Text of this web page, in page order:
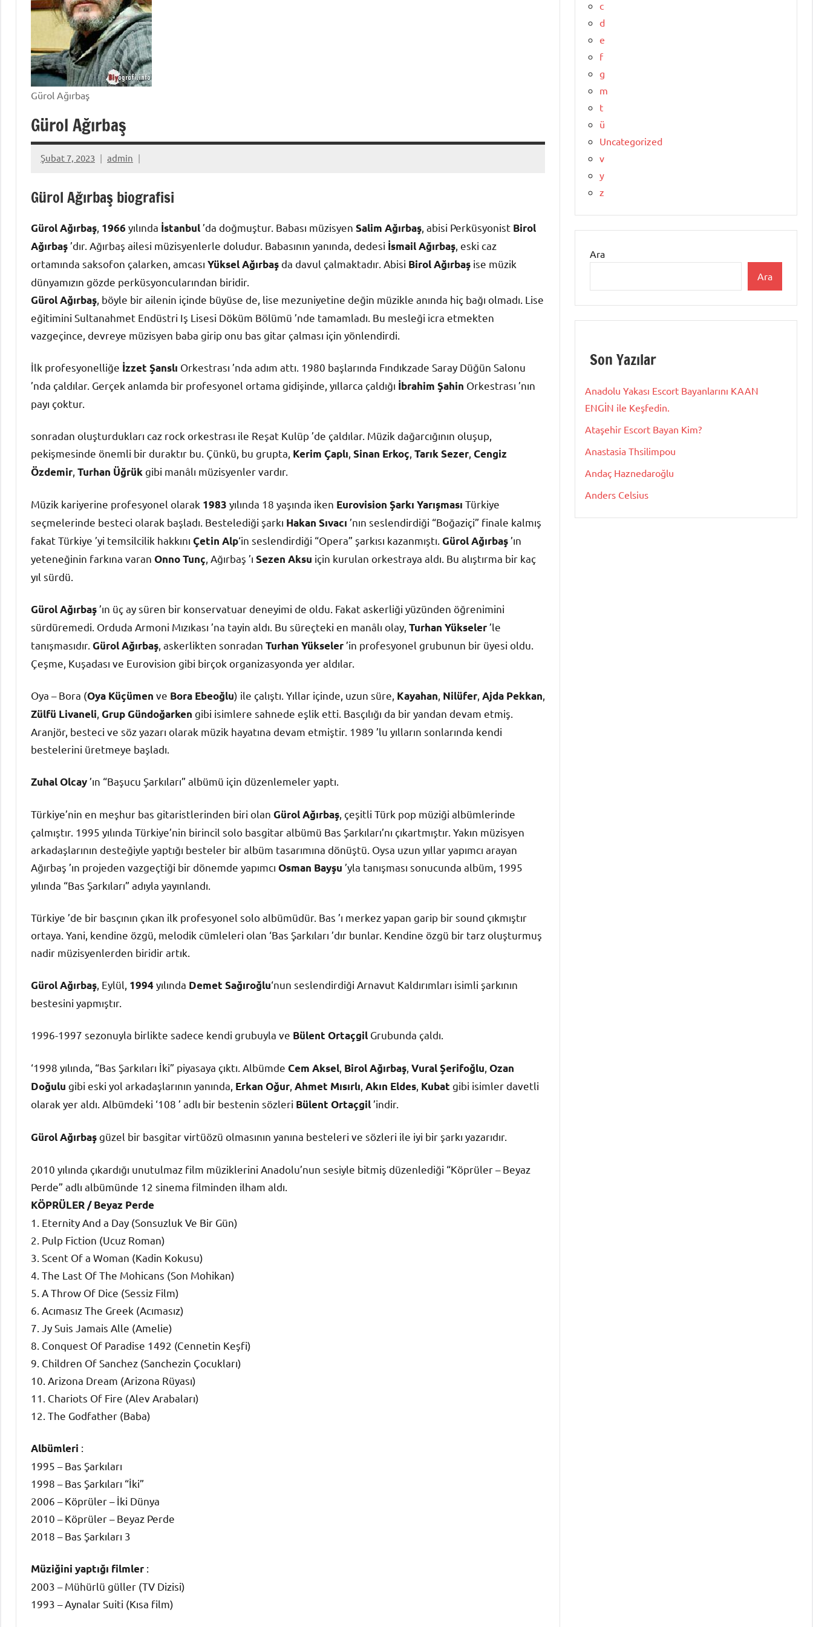
Gürol Ağırbaş
Gürol Ağırbaş
Şubat 7, 2023 admin
Gürol Ağırbaş biografisi
Gürol Ağırbaş 1966 yılında İstanbul’da doğmuştur. Babası müzisyen Salim Ağırbaş , abisi Perküsyonist Birol
Ağırbaş’dır. Ağırbaş ailesi müzisyenlerle doludur. Babasının yanında, dedesi İsmail Ağırbaş , eski caz
ortamında saksofon çalarken, amcası Yüksel Ağırbaşda davul çalmaktadır. Abisi Birol Ağırbaş ise müzik
dünyamızın gözde perküsyoncularından biridir.
Gürol Ağırbaş , böyle bir ailenin içinde büyüse de, lise mezuniyetine değin müzikle anında hiç bağı olmadı. Lise
eğitimini Sultanahmet Endüstri Iş Lisesi Döküm Bölümü ’nde tamamladı. Bu mesleği icra etmekten
vazgeçince, devreye müzisyen baba girip onu bas gitar çalması için yönlendirdi.
İlk profesyonelliğe İzzet Şanslı Orkestrası ’nda adım attı. 1980 başlarında Fındıkzade Saray Düğün Salonu
’nda çaldılar. Gerçek anlamda bir profesyonel ortama gidişinde, yıllarca çaldığı İbrahim Şahin Orkestrası ’nın
payı çoktur.
sonradan oluşturdukları caz rock orkestrası ile Reşat Kulüp ’de çaldılar. Müzik dağarcığının oluşup,
pekişmesinde önemli bir duraktır bu. Çünkü, bu grupta, Kerim Çaplı Sinan Erkoç Tarık Sezer Cengiz
Özdemir Turhan Üğrükgibi manâlı müzisyenler vardır.
Müzik kariyerine profesyonel olarak 1983 yılında 18 yaşında iken Eurovision Şarkı Yarışması Türkiye
seçmelerinde besteci olarak başladı. Bestelediği şarkı Hakan Sıvacı ’nın seslendirdiği “Boğaziçi” finale kalmış
fakat Türkiye ’yi temsilcilik hakkını Çetin Alp‘in seslendirdiği “Opera” şarkısı kazanmıştı. Gürol Ağırbaş’ın
yeteneğinin farkına varan Onno Tunç , Ağırbaş ’ı Sezen Aksu için kurulan orkestraya aldı. Bu alıştırma bir kaç
yıl sürdü.
Gürol Ağırbaş’ın üç ay süren bir konservatuar deneyimi de oldu. Fakat askerliği yüzünden öğrenimini
sürdüremedi. Orduda Armoni Mızıkası ’na tayin aldı. Bu süreçteki en manâlı olay, Turhan Yükseler’le
tanışmasıdır. Gürol Ağırbaş , askerlikten sonradan Turhan Yükseler’in profesyonel grubunun bir üyesi oldu.
Çeşme, Kuşadası ve Eurovision gibi birçok organizasyonda yer aldılar.
Oya – Bora (Oya Küçümen ve Bora Ebeoğlu) ile çalıştı. Yıllar içinde, uzun süre, Kayahan Nilüfer Ajda Pekkan
Zülfü Livaneli Grup Gündoğarken gibi isimlere sahnede eşlik etti. Basçılığı da bir yandan devam etmiş.
Aranjör, besteci ve söz yazarı olarak müzik hayatına devam etmiştir. 1989 ’lu yılların sonlarında kendi
bestelerini üretmeye başladı.
Zuhal Olcay’ın “Başucu Şarkıları” albümü için düzenlemeler yaptı.
Türkiye’nin en meşhur bas gitaristlerinden biri olan Gürol Ağırbaş , çeşitli Türk pop müziği albümlerinde
çalmıştır. 1995 yılında Türkiye’nin birincil solo basgitar albümü Bas Şarkıları’nı çıkartmıştır. Yakın müzisyen
arkadaşlarının desteğiyle yaptığı besteler bir albüm tasarımına dönüştü. Oysa uzun yıllar yapımcı arayan
Ağırbaş ’ın projeden vazgeçtiği bir dönemde yapımcı Osman Bayşu ’yla tanışması sonucunda albüm, 1995
yılında “Bas Şarkıları” adıyla yayınlandı.
Türkiye ’de bir basçının çıkan ilk profesyonel solo albümüdür. Bas ’ı merkez yapan garip bir sound çıkmıştır
ortaya. Yani, kendine özgü, melodik cümleleri olan ‘Bas Şarkıları ’dır bunlar. Kendine özgü bir tarz oluşturmuş
nadir müzisyenlerden biridir artık.
Gürol Ağırbaş , Eylül, 1994yılında Demet Sağıroğlu‘nun seslendirdiği Arnavut Kaldırımları isimli şarkının
bestesini yapmıştır.
1996-1997 sezonuyla birlikte sadece kendi grubuyla ve Bülent Ortaçgil Grubunda çaldı.
‘1998 yılında, “Bas Şarkıları İki” piyasaya çıktı. Albümde Cem Aksel Birol Ağırbaş Vural Şerifoğlu Ozan
Doğulu gibi eski yol arkadaşlarının yanında, Erkan Oğur Ahmet Mısırlı Akın Eldes Kubat gibi isimler davetli
olarak yer aldı. Albümdeki ‘108 ’ adlı bir bestenin sözleri Bülent Ortaçgil’indir.
Gürol Ağırbaşgüzel bir basgitar virtüözü olmasının yanına besteleri ve sözleri ile iyi bir şarkı yazarıdır.
2010 yılında çıkardığı unutulmaz film müziklerini Anadolu’nun sesiyle bitmiş düzenlediği “Köprüler – Beyaz
Perde” adlı albümünde 12 sinema filminden ilham aldı.
KÖPRÜLER / Beyaz Perde
1. Eternity And a Day (Sonsuzluk Ve Bir Gün)
2. Pulp Fiction (Ucuz Roman)
3. Scent Of a Woman (Kadin Kokusu)
4. The Last Of The Mohicans (Son Mohikan)
5. A Throw Of Dice (Sessiz Film)
6. Acımasız The Greek (Acımasız)
7. Jy Suis Jamais Alle (Amelie)
8. Conquest Of Paradise 1492 (Cennetin Keşfi)
9. Children Of Sanchez (Sanchezin Çocukları)
10. Arizona Dream (Arizona Rüyası)
11. Chariots Of Fire (Alev Arabaları)
12. The Godfather (Baba)
Albümleri :
1995 – Bas Şarkıları
1998 – Bas Şarkıları “İki”
2006 – Köprüler – İki Dünya
2010 – Köprüler – Beyaz Perde
2018 – Bas Şarkıları 3
Müziğini yaptığı filmler :
2003 – Mühürlü güller (TV Dizisi)
1993 – Aynalar Suiti (Kısa film)
c
d
e
f
g
m
t
ü
Uncategorized
v
y
z
Ara
Ara
Son Yazılar
Anadolu Yakası Escort Bayanlarını KAAN
ENGİN ile Keşfedin.
Ataşehir Escort Bayan Kim?
Anastasia Thsilimpou
Andaç Haznedaroğlu
Anders Celsius